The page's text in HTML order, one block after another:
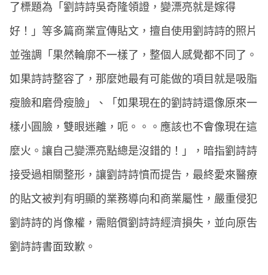
了標題為「劉詩詩吳奇隆領證，變漂亮就是嫁得
好！」等多篇商業宣傳貼文，擅自使用劉詩詩的照片
並強調「果然輪廓不一樣了，整個人感覺都不同了。
如果詩詩整容了，那麼她最有可能做的項目就是吸脂
瘦臉和磨骨瘦臉」、「如果現在的劉詩詩還像原來一
樣小圓臉，雙眼迷離，呃。。。應該也不會像現在這
麼火。讓自己變漂亮點總是沒錯的！」，暗指劉詩詩
接受過相關整形，讓劉詩詩憤而提告，最終愛來醫療
的貼文被判有明顯的業務導向和商業屬性，嚴重侵犯
劉詩詩的肖像權，需賠償劉詩詩經濟損失，並向原吿
劉詩詩書面致歉。